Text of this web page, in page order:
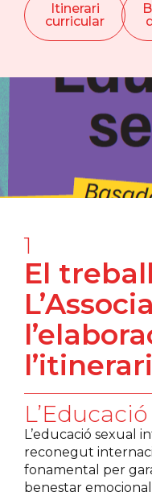
Itinerari
curricular
1
El
L’educació sexual
reconegut
fonamental per
benestar